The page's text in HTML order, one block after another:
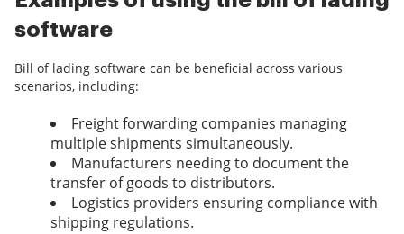
software
Bill of lading software can be beneficial across various
scenarios, including:
Freight forwarding companies managing
multiple shipments simultaneously.
Manufacturers needing to document the
transfer of goods to distributors.
Logistics providers ensuring compliance with
shipping regulations.